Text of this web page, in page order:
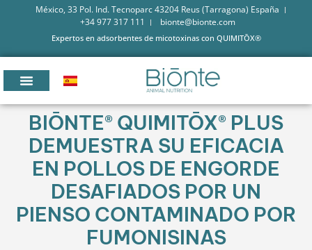
México, 33 Pol. Ind. Tecnoparc 43204 Reus (Tarragona) España
+34 977 317 111
bionte@bionte.com
Expertos en adsorbentes de micotoxinas con QUIMITŌX®
BIŌNTE® QUIMITŌX® PLUS
DEMUESTRA SU EFICACIA
EN POLLOS DE ENGORDE
DESAFIADOS POR UN
PIENSO CONTAMINADO POR
FUMONISINAS